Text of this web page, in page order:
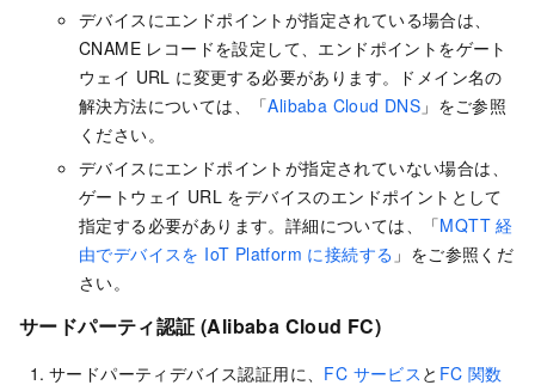
デバイスにエンドポイントが指定されている場合は、
CNAME レコードを設定して、エンドポイントをゲート
ウェイ URL に変更する必要があります。ドメイン名の
解決方法については、「Alibaba Cloud DNS 」をご参照
ください。
デバイスにエンドポイントが指定されていない場合は、
ゲートウェイ URL をデバイスのエンドポイントとして
指定する必要があります。詳細については、「MQTT 経
由でデバイスを IoT Platform に接続する 」をご参照くだ
さい。
サードパーティ認証 (Alibaba Cloud FC)
サードパーティデバイス認証用に、 FC サービス と FC 関数